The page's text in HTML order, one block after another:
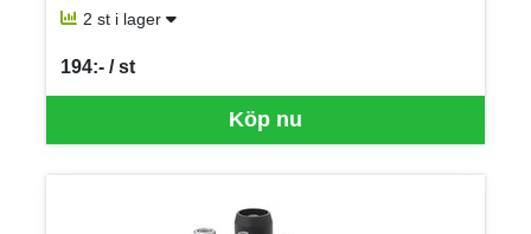
2 st i lager
Köp nu
194:- / st
SEK per ST